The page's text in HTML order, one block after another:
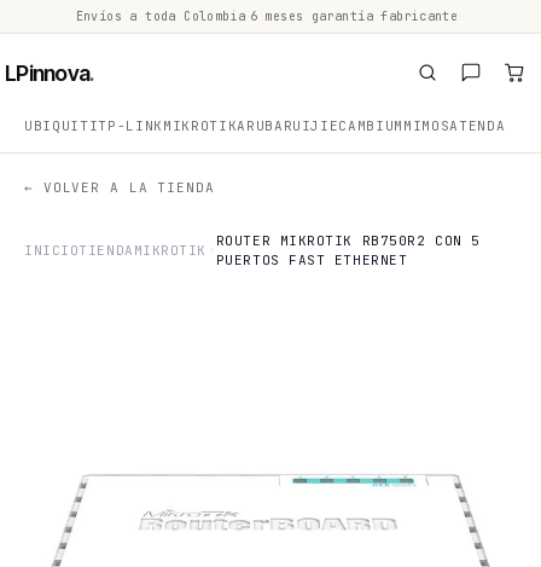
Envíos a toda Colombia 6 meses garantía fabricante
LPinnova.
UBIQUITITP-LINK MIKROTIKARUBA RUIJIECAMBIUM MIMOSATENDA
← VOLVER A LA TIENDA
INICIOTIENDA MIKROTIK
ROUTER MIKROTIK RB750R2 CON 5
PUERTOS FAST ETHERNET